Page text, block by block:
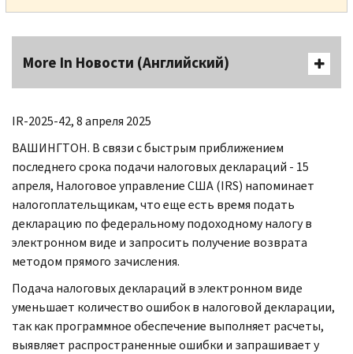
More In Новости (Английский)
IR-2025-42, 8 апреля 2025
ВАШИНГТОН. В связи с быстрым приближением
последнего срока подачи налоговых деклараций - 15
апреля, Налоговое управление США (IRS) напоминает
налогоплательщикам, что еще есть время подать
декларацию по федеральному подоходному налогу в
электронном виде и запросить получение возврата
методом прямого зачисления.
Подача налоговых деклараций в электронном виде
уменьшает количество ошибок в налоговой декларации,
так как программное обеспечение выполняет расчеты,
выявляет распространенные ошибки и запрашивает у